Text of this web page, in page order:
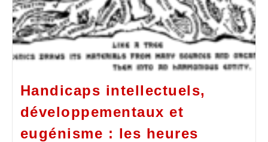
Handicaps intellectuels,
développementaux et
eugénisme : les heures